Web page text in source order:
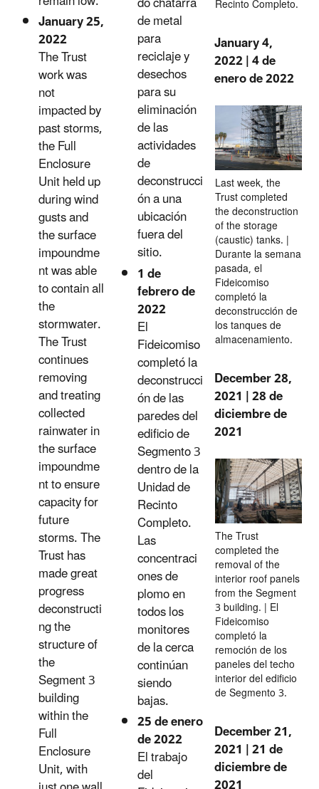
January 25,
2022
The Trust
work was
not
impacted by
past storms,
the Full
Enclosure
Unit held up
during wind
gusts and
the surface
impoundme
nt was able
to contain all
the
stormwater.
The Trust
continues
removing
and treating
collected
rainwater in
the surface
impoundme
nt to ensure
capacity for
future
storms. The
Trust has
made great
progress
deconstructi
ng the
structure of
the
Segment 3
building
within the
Full
Enclosure
Unit, with
de metal
para
reciclaje y
desechos
para su
eliminación
de las
actividades
de
deconstrucci
ón a una
ubicación
fuera del
sitio.
1 de
febrero de
2022
El
Fideicomiso
completó la
deconstrucci
ón de las
paredes del
edificio de
Segmento 3
dentro de la
Unidad de
Recinto
Completo.
Las
concentraci
ones de
plomo en
todos los
monitores
de la cerca
continúan
siendo
bajas.
25 de enero
de 2022
El trabajo
del
Recinto Completo.
January 4,
2022 | 4 de
enero de 2022
Last week, the
Trust completed
the deconstruction
of the storage
(caustic) tanks. |
Durante la semana
pasada, el
Fideicomiso
completó la
deconstrucción de
los tanques de
almacenamiento.
December 28,
2021 | 28 de
diciembre de
2021
The Trust
completed the
removal of the
interior roof panels
from the Segment
3 building. | El
Fideicomiso
completó la
remoción de los
paneles del techo
interior del edificio
de Segmento 3.
December 21,
2021 | 21 de
diciembre de